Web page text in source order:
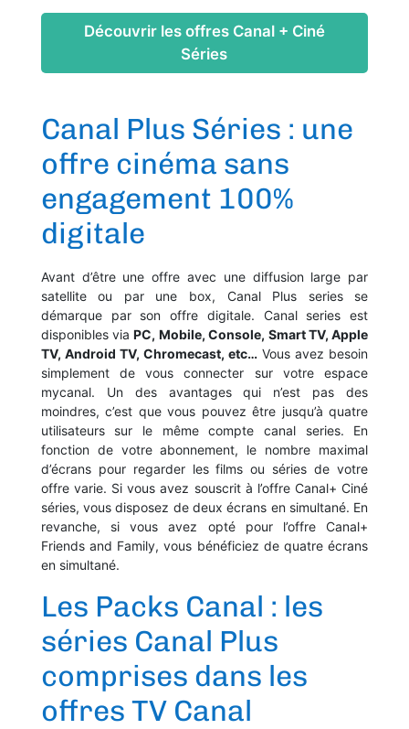
Découvrir les offres Canal + Ciné
Séries
Canal Plus Séries : une
offre cinéma sans
engagement 100%
digitale
Avant d’être une offre avec une diffusion large par
satellite ou par une box, Canal Plus series se
démarque par son offre digitale. Canal series est
disponibles viaPC, Mobile, Console, Smart TV, Apple
TV, Android TV, Chromecast, etc… Vous avez besoin
simplement de vous connecter sur votre espace
mycanal. Un des avantages qui n’est pas des
moindres, c’est que vous pouvez être jusqu’à quatre
utilisateurs sur le même compte canal series. En
fonction de votre abonnement, le nombre maximal
d’écrans pour regarder les films ou séries de votre
offre varie. Si vous avez souscrit à l’offre Canal+ Ciné
séries, vous disposez de deux écrans en simultané. En
revanche, si vous avez opté pour l’offre Canal+
Friends and Family, vous bénéficiez de quatre écrans
en simultané.
Les Packs Canal : les
séries Canal Plus
comprises dans les
offres TV Canal